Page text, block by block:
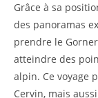
Grâce à sa
des panoramas
prendre le
atteindre des
alpin. Ce voyage
Cervin, mais